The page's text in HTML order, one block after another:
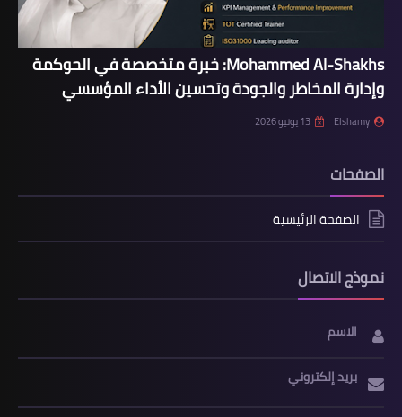
Mohammed Al-Shakhs: خبرة متخصصة في الحوكمة
وإدارة المخاطر والجودة وتحسين الأداء المؤسسي
Elshamy 13 يونيو 2026
الصفحات
الصفحة الرئيسية
نموذج الاتصال
الاسم
بريد إلكتروني